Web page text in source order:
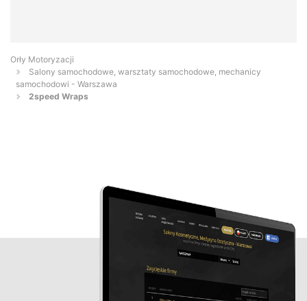
Orły Motoryzacji
Salony samochodowe, warsztaty samochodowe, mechanicy
samochodowi - Warszawa
2speed Wraps